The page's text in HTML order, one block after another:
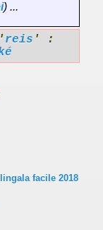
) ...
reis ' :
lingala facile 2018